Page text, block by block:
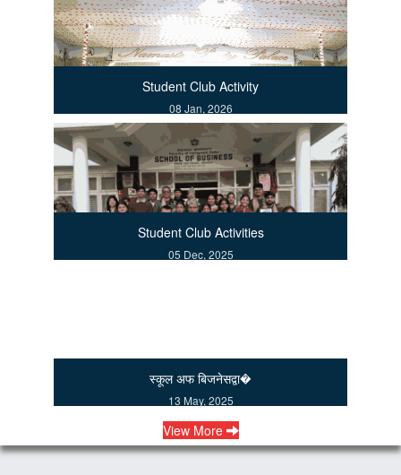
Student Club Activity
08 Jan, 2026
Student Club Activities
05 Dec, 2025
स्कूल अफ बिजनेसद्वा�
13 May, 2025
View More